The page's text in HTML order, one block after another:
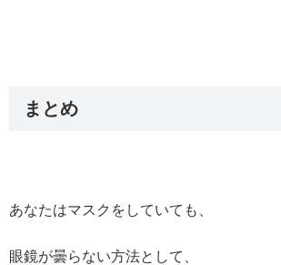
まとめ
あなたはマスクをしていても、
眼鏡が曇らない方法として、